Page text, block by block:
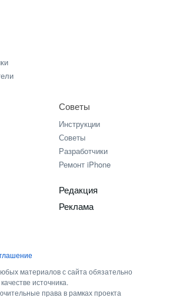
Советы
Инструкции
Советы
Разработчики
Ремонт iPhone
Редакция
Реклама
материалов с сайта обязательно
источника.
права в рамках проекта